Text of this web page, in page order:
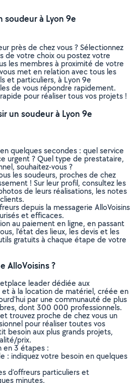
à Lyon 9e
près de chez vous ? Sélectionnez
de votre choix ou postez votre
les membres à proximité de votre
met en relation avec tous les
et particuliers, à Lyon 9e
de vous répondre rapidement.
pour réaliser tous vos projets !
un soudeur à Lyon 9e
quelques secondes : quel service
urgent ? Quel type de prestataire,
souhaitez-vous ?
les soudeurs, proches de chez
! Sur leur profil, consultez les
de leurs réalisations, les notes
depuis la messagerie AlloVoisins
et efficaces.
au paiement en ligne, en passant
l’état des lieux, les devis et les
gratuits à chaque étape de votre
AlloVoisins ?
leader dédiée aux
à la location de matériel, créée en
par une communauté de plus
dont 300 000 professionnels.
trouvez proche de chez vous un
pour réaliser toutes vos
besoin aux plus grands projets,
prix.
en 3 étapes :
: indiquez votre besoin en quelques
d’offreurs particuliers et
minutes.